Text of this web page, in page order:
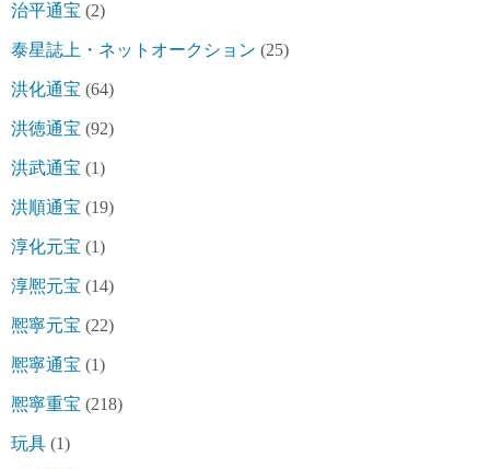
治平通宝 (2)
泰星誌上・ネットオークション (25)
洪化通宝 (64)
洪徳通宝 (92)
洪武通宝 (1)
洪順通宝 (19)
淳化元宝 (1)
淳熈元宝 (14)
熈寧元宝 (22)
熈寧通宝 (1)
熈寧重宝 (218)
玩具 (1)